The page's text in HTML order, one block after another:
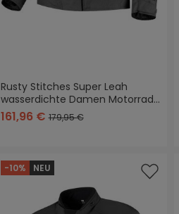
Rusty Stitches Super Leah
wasserdichte Damen Motorrad
Textiljacke
161,96 €179,95 €
-10% NEU